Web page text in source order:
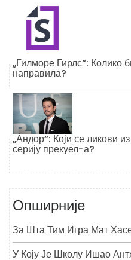
„Гилморе Гирлс“: Колико
направила?
„Андор“: Који се ликови
серију прекуел-а?
Опширније
За Шта Тим Игра Мат
У Коју Је Школу Ишао